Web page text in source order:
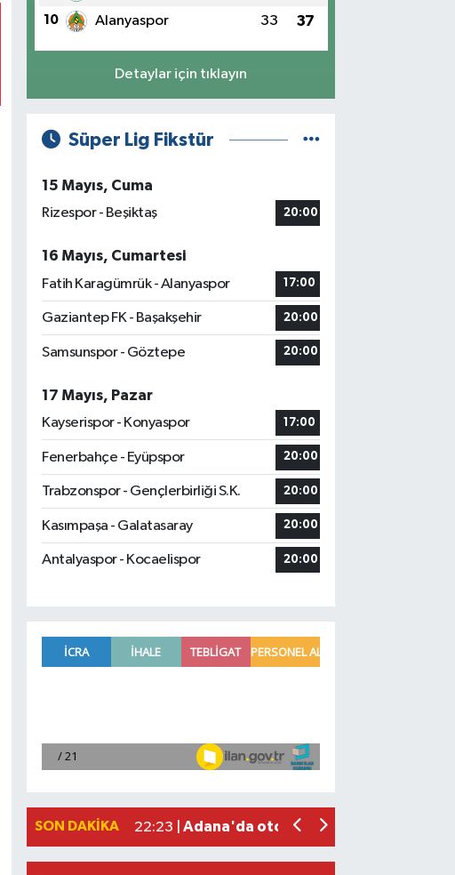
10 Alanyaspor 33 37
Detaylar için tıklayın
Süper Lig Fikstür
15 Mayıs, Cuma
Rizespor - Beşiktaş
20:00
16 Mayıs, Cumartesi
Fatih Karagümrük - Alanyaspor
17:00
Gaziantep FK - Başakşehir 20:00
Samsunspor - Göztepe 20:00
17 Mayıs, Pazar
Kayserispor - Konyaspor
17:00
Fenerbahçe - Eyüpspor 20:00
Trabzonspor - Gençlerbirliği S.K. 20:00
Kasımpaşa - Galatasaray 20:00
Antalyaspor - Kocaelispor 20:00
SON DAKIKA
Fenerbahçe, avantaj elde etti
22:23 | Adana'da otomobil ile çarpışan